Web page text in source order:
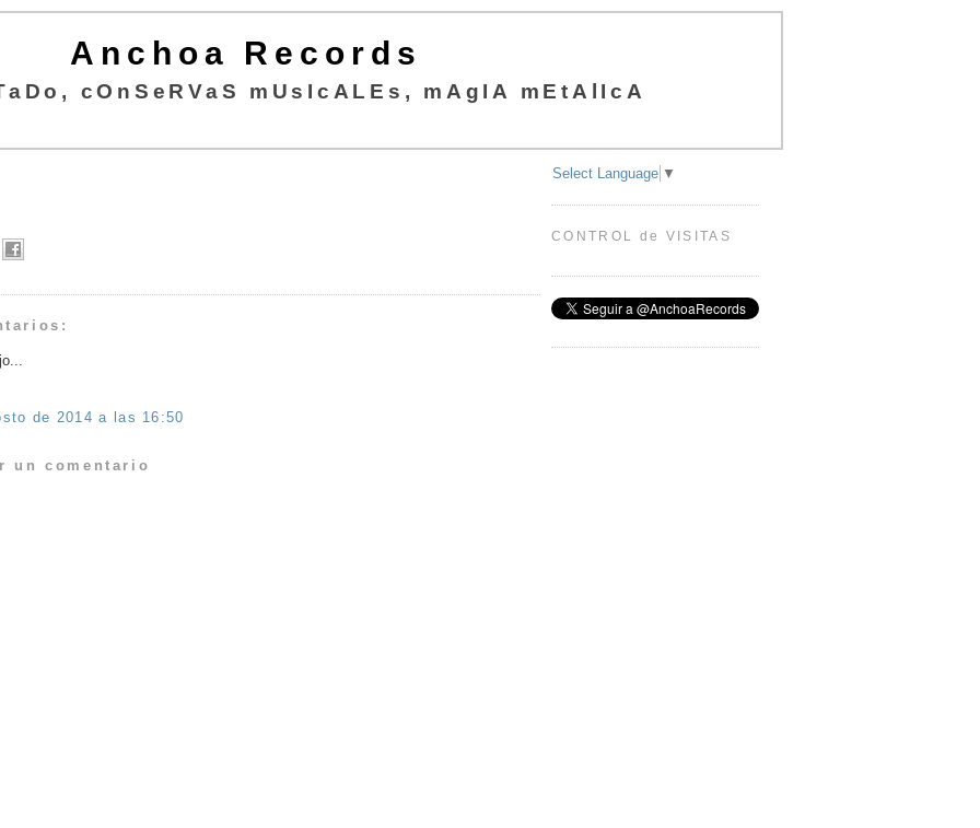
Anchoa Records
cOnSeRVaS mUsIcALEs, mAgIA mEtAlIcA
de 2014 a las 16:50
un comentario
Select Language ▼
CONTROL de VISITAS